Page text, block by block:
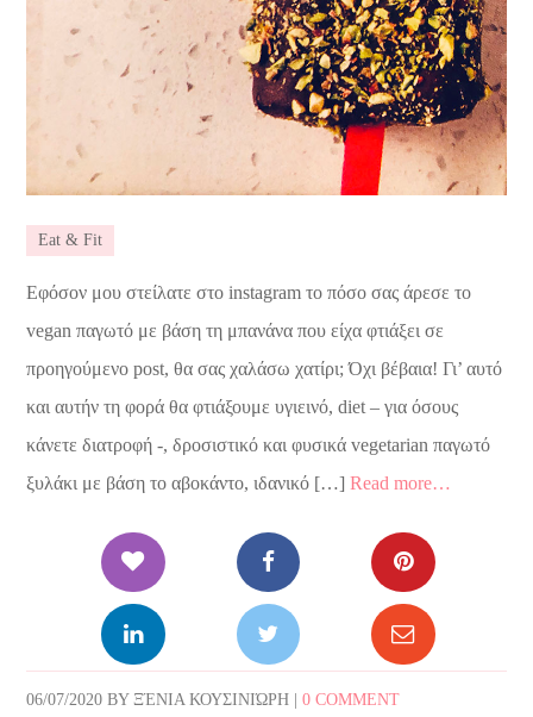
Eat & Fit
Εφόσον μου στείλατε στο instagram το πόσο σας άρεσε το
vegan παγωτό με βάση τη μπανάνα που είχα φτιάξει σε
προηγούμενο post, θα σας χαλάσω χατίρι; Όχι βέβαια! Γι’ αυτό
και αυτήν τη φορά θα φτιάξουμε υγιεινό, diet – για όσους
κάνετε διατροφή -, δροσιστικό και φυσικά vegetarian παγωτό
ξυλάκι με βάση το αβοκάντο, ιδανικό […]Read more…
06/07/2020 BYΞΈΝΙΑ ΚΟΥΣΙΝΙΏΡΗ |0 COMMENT